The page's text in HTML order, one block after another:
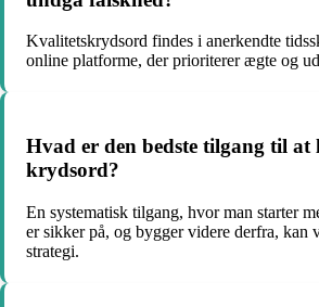
Kvalitetskrydsord findes i anerkendte
online platforme, der prioriterer ægte og
Hvad er den bedste tilgang til at
krydsord?
En systematisk tilgang, hvor man starter
er sikker på, og bygger videre derfra, kan
strategi.